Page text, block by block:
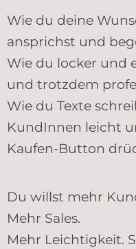
Wie du deine
ansprichst und
Wie du locker und
und trotzdem
Wie du Texte
KundInnen leicht
Kaufen-Button
Du willst mehr
Mehr Sales.
Mehr Leichtigkeit.